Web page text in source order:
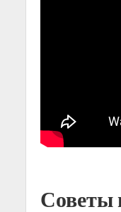
Советы